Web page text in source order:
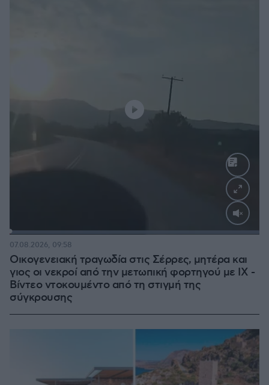
Loaded:
Οικογενειακή τραγωδία στις Σέρρες, μητέρα και
γιος οι νεκροί από την μετωπική φορτηγού με ΙΧ -
Βίντεο ντοκουμέντο από τη στιγμή της
σύγκρουσης
07.08.2026, 09:58